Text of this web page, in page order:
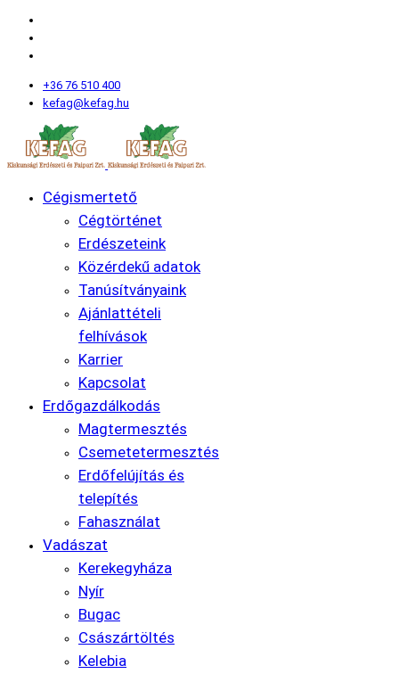
+36 76 510 400
kefag@kefag.hu
Cégismertető
Cégtörténet
Erdészeteink
Közérdekű adatok
Tanúsítványaink
Ajánlattételi
felhívások
Karrier
Kapcsolat
Erdőgazdálkodás
Magtermesztés
Csemetetermesztés
Erdőfelújítás és
telepítés
Fahasználat
Vadászat
Kerekegyháza
Nyír
Bugac
Császártöltés
Kelebia